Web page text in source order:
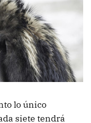
lo único
siete tendrá